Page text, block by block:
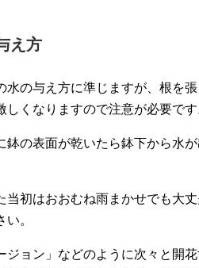
え方
水の与え方に準じますが、根を
しくなりますので注意が必要で
鉢の表面が乾いたら鉢下から水
当初はおおむね雨まかせでも大
。
ジョン」などのように次々と開